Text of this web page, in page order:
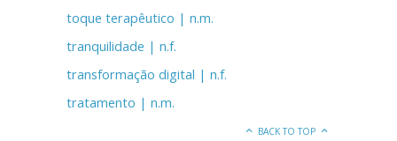
toque terapêutico | n.m.
tranquilidade | n.f.
transformação digital | n.f.
tratamento | n.m.
BACK TO TOP